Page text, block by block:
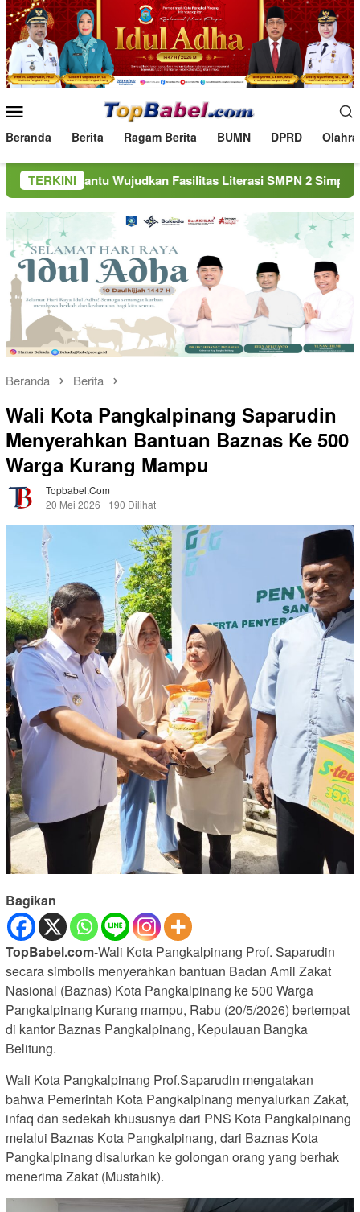
Loncat
ke
konten
Mobile
Beranda Berita Ragam Berita BUMN DPRD
TERKINIFasilitas Literasi SMPN 2 Simpang Katis
Beranda Berita
Wali Kota Pangkalpinang Saparudin
Menyerahkan Bantuan Baznas Ke 500
Warga Kurang Mampu
Topbabel.com
20 Mei 2026
190 Dilihat
Bagikan
TopBabel.com-Wali Kota Pangkalpinang Prof. Saparudin
secara simbolis menyerahkan bantuan Badan Amil Zakat
Nasional (Baznas) Kota Pangkalpinang ke 500 Warga
Pangkalpinang Kurang mampu, Rabu (20/5/2026) bertempat
di kantor Baznas Pangkalpinang, Kepulauan Bangka
Belitung.
Wali Kota Pangkalpinang Prof.Saparudin mengatakan
bahwa Pemerintah Kota Pangkalpinang menyalurkan Zakat,
infaq dan sedekah khususnya dari PNS Kota Pangkalpinang
melalui Baznas Kota Pangkalpinang, dari Baznas Kota
Pangkalpinang disalurkan ke golongan orang yang berhak
menerima Zakat (Mustahik).